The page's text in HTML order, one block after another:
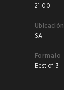
21:00
Ubicación
SA
Formato
Best of 3